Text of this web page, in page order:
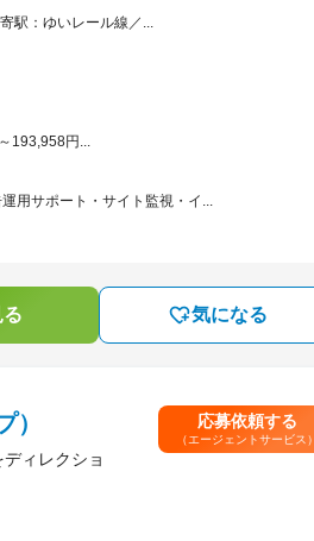
駅：ゆいレール線／...
193,958円...
用サポート・サイト監視・イ...
気になる
）
ィレクショ
応募依頼する
（エージェントサービス）